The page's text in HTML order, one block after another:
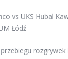
vs UKS Hubal
Łódź